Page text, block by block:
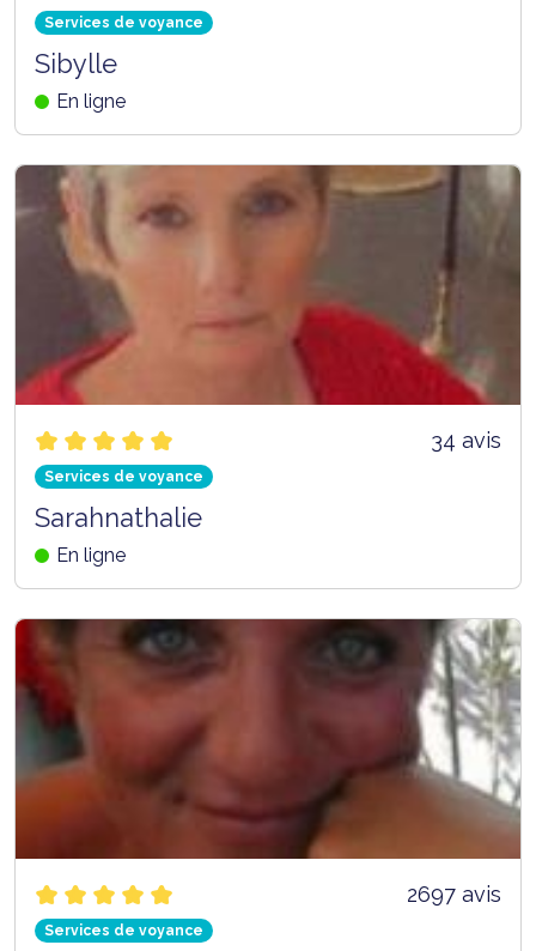
Services de voyance
Sibylle
En ligne
34 avis
Services de voyance
Sarahnathalie
En ligne
2697 avis
Services de voyance